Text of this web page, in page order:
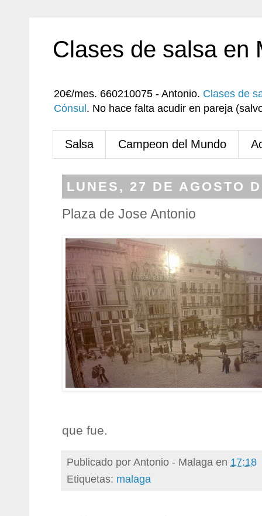
Clases de salsa en
20€/mes. 660210075 - Antonio. Clases de
Cónsul . No hace falta acudir en pareja
Salsa Campeon del Mundo
LUNES, 27 DE AGOSTO
Plaza de Jose Antonio
que fue.
Publicado porAntonio - Malaga en 17:18
Etiquetas: malaga